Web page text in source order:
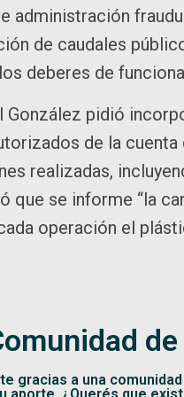
administración
de caudales
deberes de
pidió
de la
realizadas,
que se informe “la
operación el
gracias a una